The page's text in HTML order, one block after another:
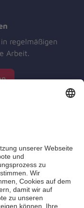
regelmäßigen
Arbeit.